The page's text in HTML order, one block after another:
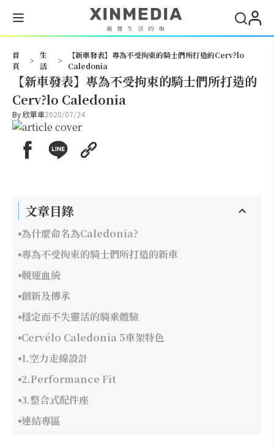
首
頁
>
生
活
>
【新車發表】專為不受拘束的騎士們所打造的Cerv?lo
Caledonia
【新車發表】專為不受拘束的騎士們所打造的
Cerv?lo Caledonia
By欣單車2020/07/24
文章目錄
為什麼命名為Caledonia?
專為不受拘束的騎士們所打造的新車
競速血統
創新及傳承
穩定而不失靈活的騎乘體驗
Cervélo Caledonia 5車架特色
1.空力走線設計
2.Performance Fit
3.整合式配件座
連結專區